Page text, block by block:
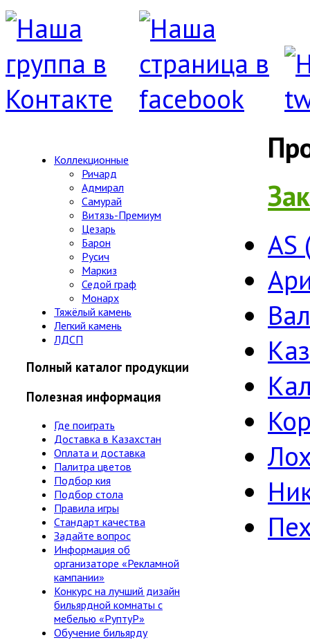
Коллекционные
Ричард
Адмирал
Самурай
Витязь-Премиум
Цезарь
Барон
Русич
Маркиз
Седой граф
Монарх
Тяжёлый камень
Легкий камень
ЛДСП
Полный каталог продукции
Полезная информация
Где поиграть
Доставка в Казахстан
Оплата и доставка
Палитра цветов
Подбор кия
Подбор стола
Правила игры
Стандарт качества
Задайте вопрос
Информация об
организаторе «Рекламной
кампании»
Конкурс на лучший дизайн
бильярдной комнаты с
мебелью «РуптуР»
Обучение бильярду
AS